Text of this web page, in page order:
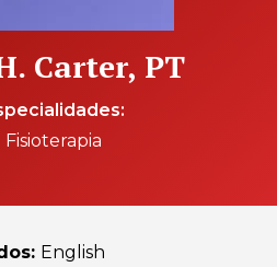
Carter, PT
Fisioterapia
: English